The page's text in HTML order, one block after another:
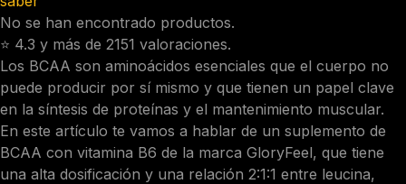
No se han encontrado productos.
⭐️ 4.3 y más de 2151 valoraciones.
Los BCAA son aminoácidos esenciales que el cuerpo no
puede producir por sí mismo y que tienen un papel clave
en la síntesis de proteínas y el mantenimiento muscular.
En este artículo te vamos a hablar de un suplemento de
BCAA con vitamina B6 de la marca GloryFeel, que tiene
una alta dosificación y una relación 2:1:1 entre leucina,